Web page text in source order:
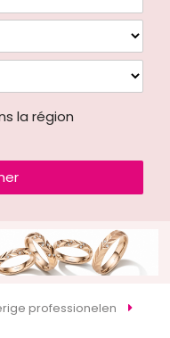
la région
professionelen